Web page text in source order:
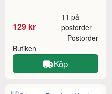
129 kr
11 på
postorder
Butiken
Postorder
Köp